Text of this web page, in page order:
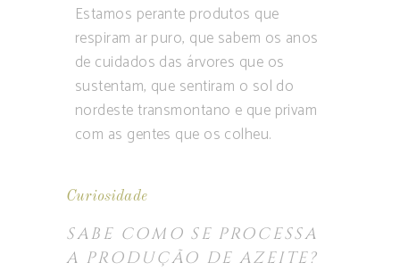
Estamos perante produtos que
respiram ar puro, que sabem os anos
de cuidados das árvores que os
sustentam, que sentiram o sol do
nordeste transmontano e que privam
com as gentes que os colheu.
Curiosidade
SABE COMO SE PROCESSA
A PRODUÇÃO DE AZEITE?